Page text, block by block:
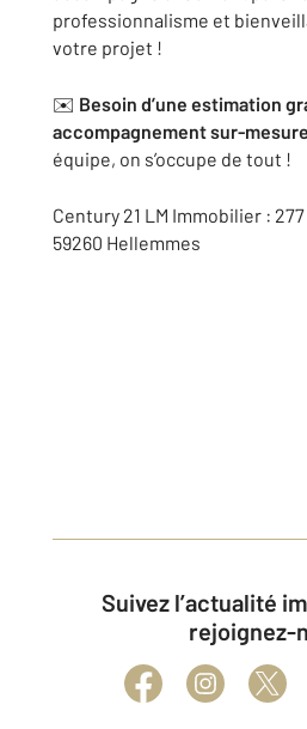
professionnalisme et
votre projet !
✉️ Besoin d’une estimation
accompagnement sur-
équipe, on s’occupe de tout !
Century 21 LM Immobilier :
59260 Hellemmes
Suivez l’actualité immobilière et
rejoignez-